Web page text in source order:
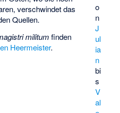
o
n
J
ul
ia
n
bi
s
V
al
verschwindet das
Quellen.
militum finden
Heermeister.